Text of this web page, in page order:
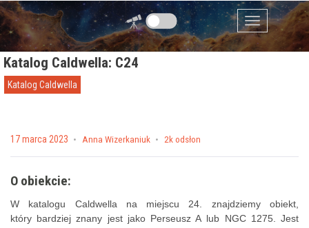
Przejdź do zawartości
Menu
Katalog Caldwella: C24
Katalog Caldwella
Posted on
17 marca 2023 by Anna Wizerkaniuk 2k odsłon
O obiekcie:
W katalogu Caldwella na miejscu 24. znajdziemy obiekt,
który bardziej znany jest jako Perseusz A lub NGC 1275. Jest